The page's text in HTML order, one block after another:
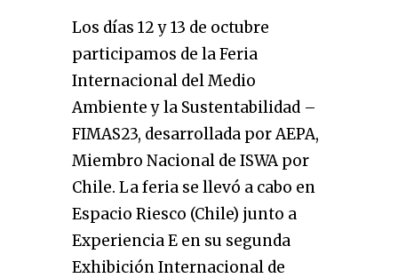
Los días 12 y 13 de octubre
participamos de la Feria
Internacional del Medio
Ambiente y la Sustentabilidad –
FIMAS23, desarrollada por AEPA,
Miembro Nacional de ISWA por
Chile. La feria se llevó a cabo en
Espacio Riesco (Chile) junto a
Experiencia E en su segunda
Exhibición Internacional de